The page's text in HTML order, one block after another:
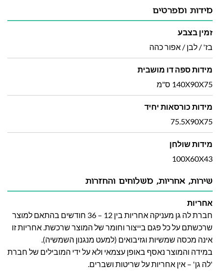
מידות ומפרטים
זמין בצבע
בז' / לבן / אפור כהה
מידות ספה דו מושבית
140X90X75 ס"מ
מידות כורסאות יחיד
75.5X90X75
מידות שולחן
100X60X43
שירות, אחריות, משלוחים והחזרות
אחריות
חברת לה גן מעניקה אחריות בין 12 – 36 חודשים בהתאם למוצר
שרכשתם על כל פגם בייצור וחומר של המוצר שרכשת. אחריות זו
אינה מכסה שמשיות וגזיבואים (למעט מנגנון השמשיה).
במידה והמוצר נאסף באופן עצמאי ולא על ידי המובילים של חברת
'לה גן' – אין אחריות על שריטות ושברים.